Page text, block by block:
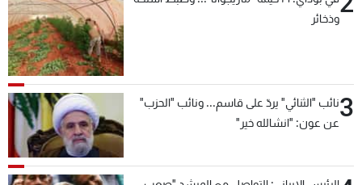
وذخائر
3نائب "الثنائي" يردّ على قاسم... ونائب "الحزب"
عن عون: "انشالله خير"